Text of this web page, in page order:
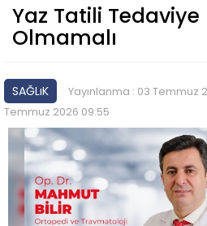
Yaz Tatili Tedaviye
Olmamalı
SAĞLıK Yayınlanma : 03 Temmuz
Temmuz 2026 09:55